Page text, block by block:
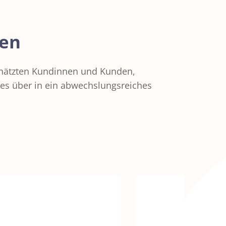
Kundinnen und Kunden,
über in ein abwechslungsreiches